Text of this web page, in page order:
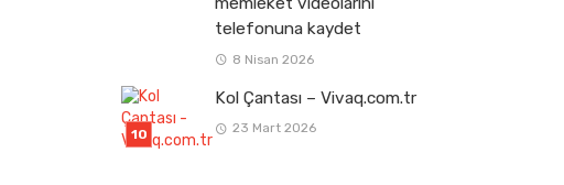
telefonuna kaydet
8 Nisan 2026
Kol Çantası – Vivaq.com.tr
23 Mart 2026